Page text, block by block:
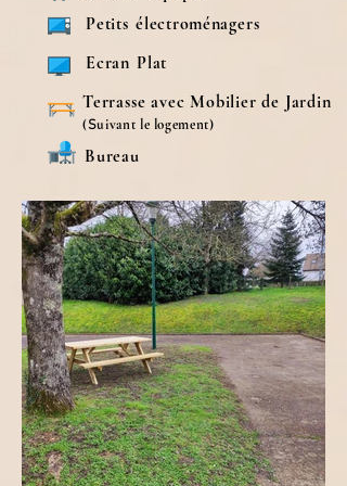
Petits électroménagers
Ecran Plat
Terrasse avec Mobilierde Jardin
(Suivant le logement)
Bureau